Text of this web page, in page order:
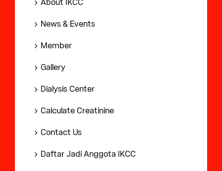
About IKCC
News & Events
Member
Gallery
Dialysis Center
Calculate Creatinine
Contact Us
Daftar Jadi Anggota IKCC